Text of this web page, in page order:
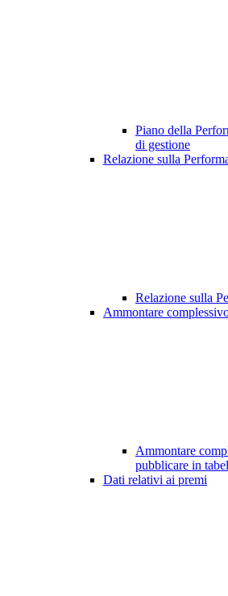
Piano della
di gestione
Relazione sulla
Relazione sulla
Ammontare
Ammontare
pubblicare in
Dati relativi ai premi